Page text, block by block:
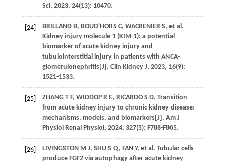
Sci, 2023, 24(13): 10470.
[24]
BRILLAND B, BOUD'HORS C, WACRENIER S, et al.
Kidney injury molecule 1 (KIM-1): a potential
biomarker of acute kidney injury and
tubulointerstitial injury in patients with ANCA-
glomerulonephritis[J]. Clin Kidney J, 2023, 16(9):
1521-1533.
[25]
ZHANG T F, WIDDOP R E, RICARDO S D. Transition
from acute kidney injury to chronic kidney disease:
mechanisms, models, and biomarkers[J]. Am J
Physiol Renal Physiol, 2024, 327(5): F788-F805.
[26]
LIVINGSTON M J, SHU S Q, FAN Y, et al. Tubular cells
produce FGF2 via autophagy after acute kidney